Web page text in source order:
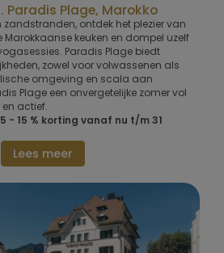
Paradis Plage, Marokko
ontdek het plezier van
Marokkaanse keuken en dompel uzelf
Paradis Plage biedt
zowel voor volwassenen als
omgeving en scala aan
Plage een onvergetelijke zomer vol
actief.
- 15 % korting vanaf nu t/m 31
Lees meer